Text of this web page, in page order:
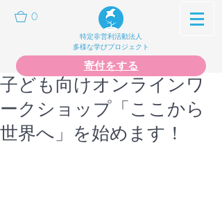
0
特定非営利活動法人
多様な学びプロジェクト
寄付をする
子ども向けオンラインワ
ークショップ「ここから
世界へ」を始めます！